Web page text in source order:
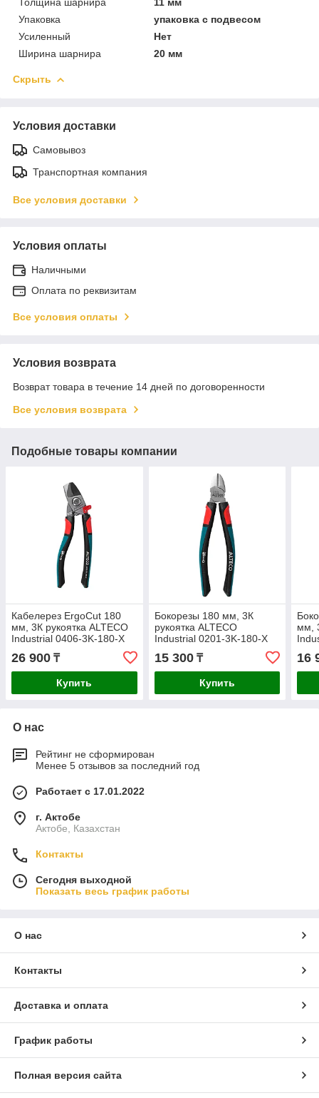
Упаковка
упаковка с подвесом
Усиленный
Нет
Ширина шарнира
20 мм
Скрыть
Условия доставки
Самовывоз
Транспортная компания
Все условия доставки
Условия оплаты
Наличными
Оплата по реквизитам
Все условия оплаты
Условия возврата
Возврат товара в течение 14 дней по договоренности
Все условия возврата
Подобные товары компании
Кабелерез ErgoCut 180
мм, 3К рукоятка ALTECO
Industrial 0406-3K-180-X
26 900 ₸
Купить
Бокорезы 180 мм, 3К
рукоятка ALTECO
Industrial 0201-3K-180-X
15 300₸
Купить
мм,
16
О нас
Рейтинг не сформирован
Менее 5 отзывов за последний год
Работает с 17.01.2022
г. Актобе
Актобе, Казахстан
Контакты
Сегодня выходной
Показать весь график работы
О нас
Контакты
Доставка и оплата
График работы
Полная версия сайта